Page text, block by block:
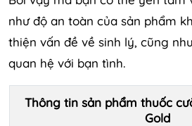
như độ an toàn của sản phẩm
thiện vấn đề về sinh lý, cũng
quan hệ với bạn tình.
Thông tin sản phẩm thuốc
Gold